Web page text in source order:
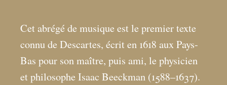
Cet abrégé de musique est le premier texte
connu de Descartes, écrit en 1618 aux Pays-
Bas pour son maître, puis ami, le physicien
et philosophe Isaac Beeckman (1588–1637).